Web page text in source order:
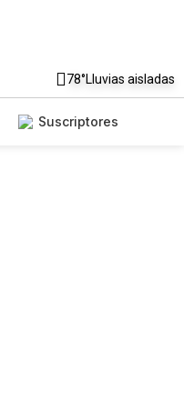
78°Lluvias aisladas
Suscriptores